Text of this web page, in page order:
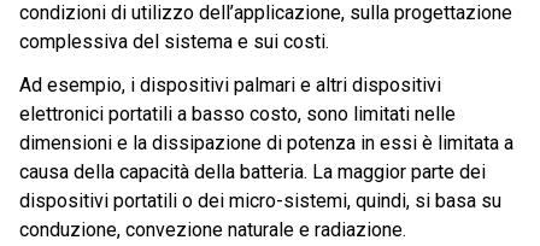
condizioni di utilizzo dell’applicazione, sulla progettazione
complessiva del sistema e sui costi.
Ad esempio, i dispositivi palmari e altri dispositivi
elettronici portatili a basso costo, sono limitati nelle
dimensioni e la dissipazione di potenza in essi è limitata a
causa della capacità della batteria. La maggior parte dei
dispositivi portatili o dei micro-sistemi, quindi, si basa su
conduzione, convezione naturale e radiazione.